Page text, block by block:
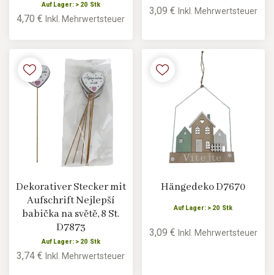
Auf Lager: > 20 Stk
4,70 €Inkl. Mehrwertsteuer
3,09 € Inkl. Mehrwertsteuer
Dekorativer Stecker mit
Aufschrift Nejlepší
babička na světě, 8 St.
D7873
Auf Lager: > 20 Stk
3,74 €Inkl. Mehrwertsteuer
Hängedeko D7670
Auf Lager: > 20 Stk
3,09 € Inkl. Mehrwertsteuer